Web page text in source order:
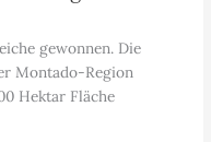
gewonnen. Die
Montado-Region
Hektar Fläche